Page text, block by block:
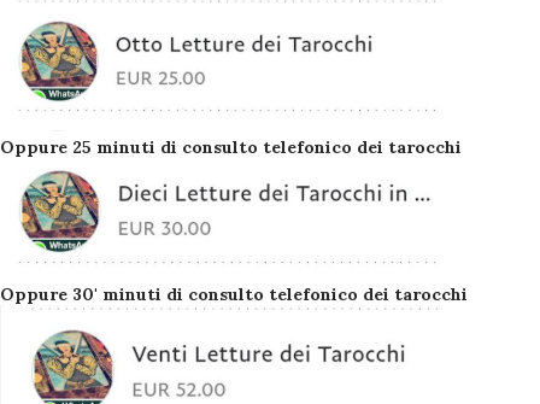
Oppure 25 minuti di consulto telefonico dei tarocchi
Oppure 30' minuti di consulto telefonico dei tarocchi